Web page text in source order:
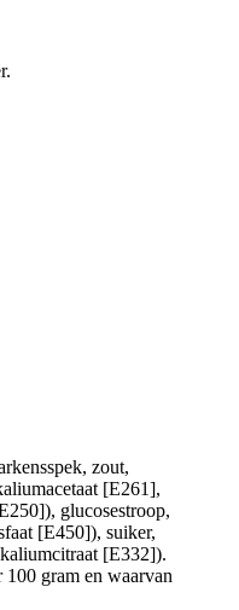
zout,
[E261],
glucosestroop,
[E450]), suiker,
[E332]).
100 gram en waarvan